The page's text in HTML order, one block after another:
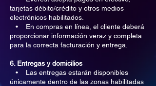
tarjetas débito/crédito y otros medios
electrónicos habilitados.
• En compras en línea, el cliente deberá
proporcionar información veraz y completa
para la correcta facturación y entrega.
6. Entregas y domicilios
• Las entregas estarán disponibles
únicamente dentro de las zonas habilitadas